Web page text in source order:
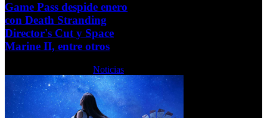
Game Pass despide enero
con Death Stranding
Director's Cut y Space
Marine II, entre otros
Noticias